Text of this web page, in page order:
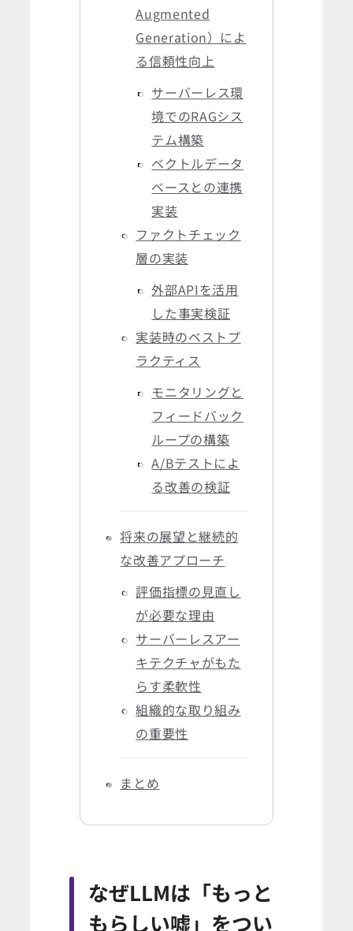
Augmented
Generation）によ
る信頼性向上
サーバーレス環
境でのRAGシス
テム構築
ベクトルデータ
ベースとの連携
実装
ファクトチェック
層の実装
外部APIを活用
した事実検証
実装時のベストプ
ラクティス
モニタリングと
フィードバック
ループの構築
A/Bテストによ
る改善の検証
将来の展望と継続的
な改善アプローチ
評価指標の見直し
が必要な理由
サーバーレスアー
キテクチャがもた
らす柔軟性
組織的な取り組み
の重要性
まとめ
なぜLLMは「もっと
もらしい嘘」をつい